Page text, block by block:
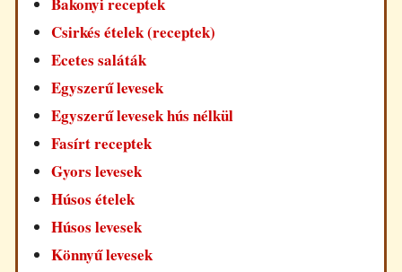
Csirkés ételek (receptek)
Ecetes saláták
Egyszerű levesek
Egyszerű levesek hús nélkül
Fasírt receptek
Gyors levesek
Húsos ételek
Húsos levesek
Könnyű levesek